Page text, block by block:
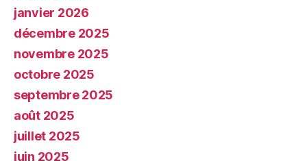
janvier 2026
décembre 2025
novembre 2025
octobre 2025
septembre 2025
août 2025
juillet 2025
juin 2025